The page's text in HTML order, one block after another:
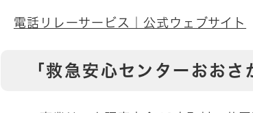
電話リレーサービス｜公式ウェブサイト
「救急安心センターおお